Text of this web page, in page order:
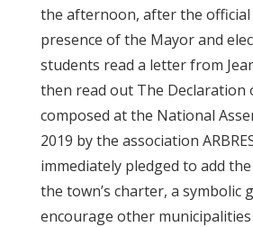
the afternoon, after the official
presence of the Mayor and
students read a letter from
then read out The Declaration
composed at the National
2019 by the association
immediately pledged to add
the town’s charter, a symbolic
encourage other